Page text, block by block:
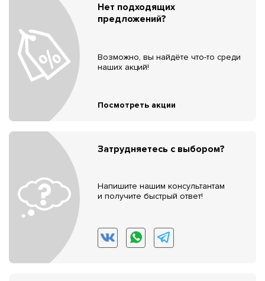
Нет подходящих
предложений?
Возможно, вы найдёте что-то среди
наших акций!
Посмотреть акции
Затрудняетесь с выбором?
Напишите нашим консультантам
и получите быстрый ответ!